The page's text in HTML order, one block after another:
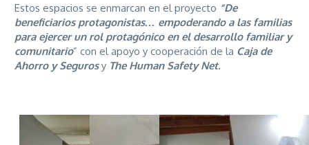
Estos espacios se enmarcan en el proyecto “De
beneficiarios protagonistas… empoderando a las familias
para ejercer un rol protagónico en el desarrollo familiar y
comunitario” con el apoyo y cooperación de la Caja de
Ahorro y Segurosy The Human Safety Net.